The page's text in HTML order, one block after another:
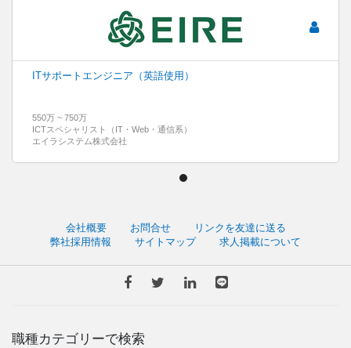
ITサポートエンジニア（英語使用）
550万 ~ 750万
ICTスペシャリスト（IT・Web・通信系）
エイラシステム株式会社
会社概要 お問合せ
リンクを友達に送る
弊社採用情報
サイトマップ 求人掲載について
職種カテゴリーで検索